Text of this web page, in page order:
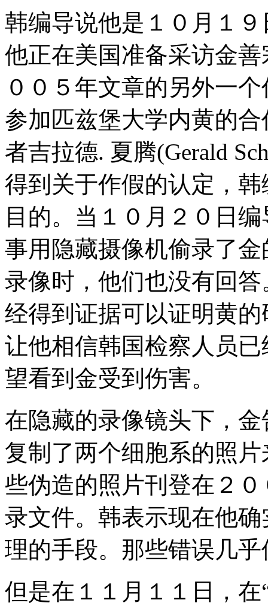
韩编导说他是１０月１
他正在美国准备采访金善
００５年文章的另外一
参加匹兹堡大学内黄的
者吉拉德. 夏腾(Gerald
得到关于作假的认定，
目的。当１０月２０日
事用隐藏摄像机偷录了
录像时，他们也没有回
经得到证据可以证明黄
让他相信韩国检察人员
望看到金受到伤害。
在隐藏的录像镜头下，
复制了两个细胞系的照
些伪造的照片刊登在２
录文件。韩表示现在他
理的手段。那些错误几
但是在１１月１１日，